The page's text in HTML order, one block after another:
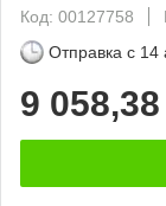
Код: 00127758
Отправка с 14
9 058,38